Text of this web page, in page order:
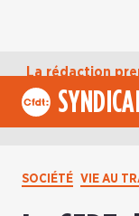
La rédaction
jusqu’au
l’actualité de la
SOCIÉTÉ VIE AU